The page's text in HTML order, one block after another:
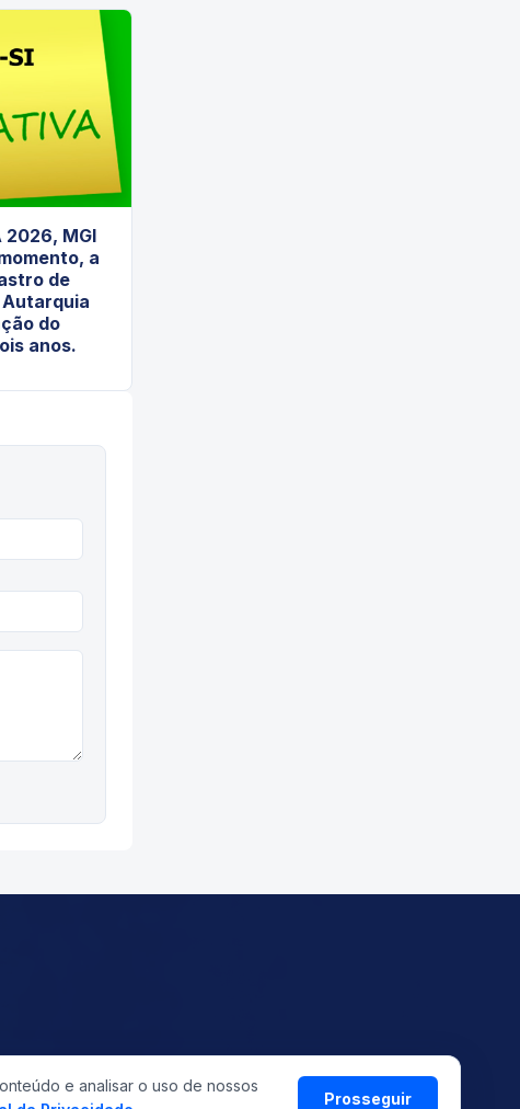
2026, MGI
a
de
do
anos.
©
ASMETRO-SI
Todos os direitos reservados
e analisar o uso de nossos
Prosseguir